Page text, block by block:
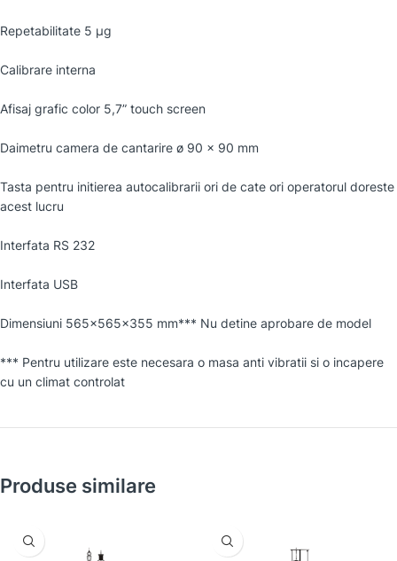
Repetabilitate 5 µg
Calibrare interna
Afisaj grafic color 5,7” touch screen
Daimetru camera de cantarire ø 90 × 90 mm
Tasta pentru initierea autocalibrarii ori de cate ori operatorul doreste
acest lucru
Interfata RS 232
Interfata USB
Dimensiuni 565×565×355 mm*** Nu detine aprobare de model
*** Pentru utilizare este necesara o masa anti vibratii si o incapere
cu un climat controlat
Produse similare